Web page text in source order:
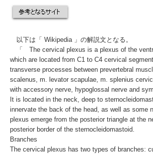
以下は「 Wikipedia」の解説文となる。
「 The cervical plexus is a plexus of the
which are located from C1 to C4 cervical
transverse processes between prevertebral
scalenus , m. levator scapulae, m. splenius
with accessory nerve, hypoglossal nerveand
It is located in the neck , deep to
innervate the back of the head , as well as some
plexus emerge from the posterior triangleat the
posterior border of the sternocleidomastoid.
Branches
The cervical plexus has two types of branches: